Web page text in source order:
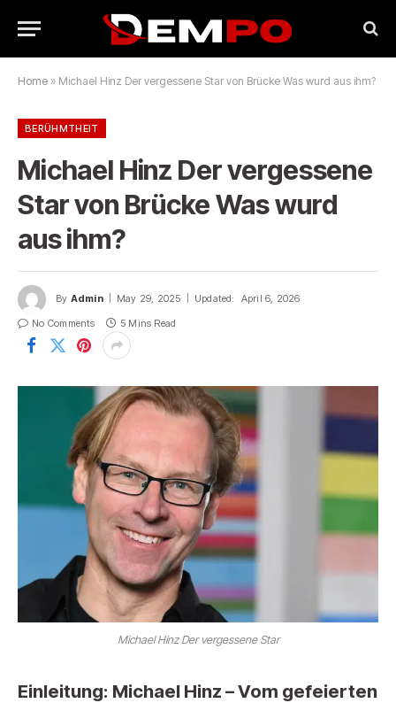
Home » Michael Hinz Der vergessene Star von Brücke Was wurd aus ihm?
BERÜHMTHEIT
Michael Hinz Der vergessene
Star von Brücke Was wurd
aus ihm?
By Admin May 29, 2025 Updated:
April 6, 2026
No Comments
5 Mins Read
Michael Hinz Der vergessene Star
Einleitung: Michael Hinz – Vom gefeierten